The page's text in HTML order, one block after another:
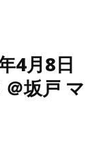
4月8日
＠坂戸 マ